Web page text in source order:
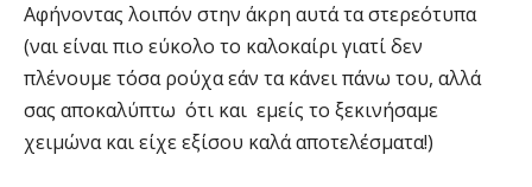
Αφήνοντας λοιπόν στην άκρη αυτά τα στερεότυπα
(ναι είναι πιο εύκολο το καλοκαίρι γιατί δεν
πλένουμε τόσα ρούχα εάν τα κάνει πάνω του, αλλά
σας αποκαλύπτω ότι και εμείς το ξεκινήσαμε
χειμώνα και είχε εξίσου καλά αποτελέσματα!)